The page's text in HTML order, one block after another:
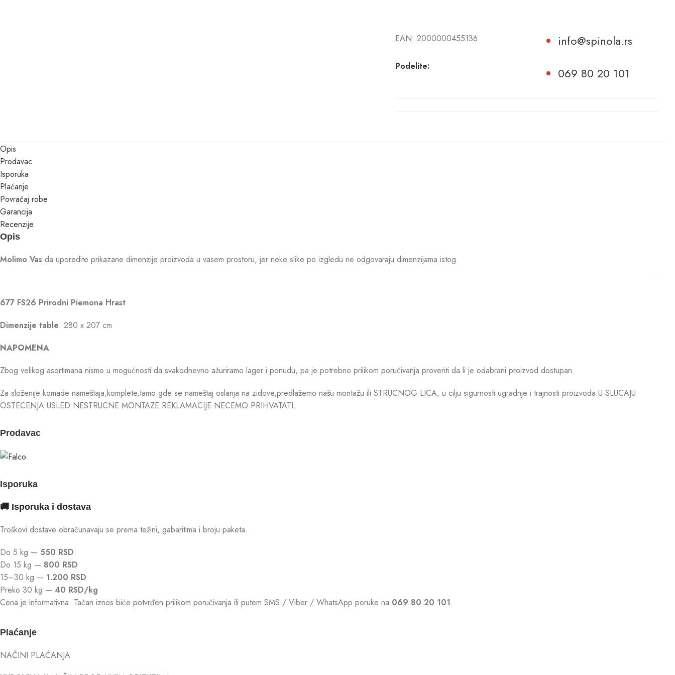
EAN: 2000000455136
Podelite:
info@spinola.rs
069 80 20 101
Opis
Prodavac
Isporuka
Plaćanje
Povraćaj robe
Garancija
Recenzije
Opis
Molimo Vas da uporedite prikazane dimenzije proizvoda u vasem prostoru, jer neke slike po izgledu ne odgovaraju dimenzijama istog.
677 FS26 Prirodni Piemona Hrast
Dimenzije table: 280 x 207 cm
NAPOMENA
Zbog velikog asortimana nismo u mogućnosti da svakodnevno ažuriramo lager i ponudu, pa je potrebno prilikom poručivanja proveriti da li je odabrani proizvod dostupan.
Za složenije komade nameštaja,komplete,tamo gde se nameštaj oslanja na zidove,predlažemo našu montažu ili STRUCNOG LICA, u cilju sigurnosti ugradnje i trajnosti proizvoda.U SLUCAJU
OSTECENJA USLED NESTRUCNE MONTAZE REKLAMACIJE NECEMO PRIHVATATI.
Prodavac
Isporuka
🚚 Isporuka i dostava
Troškovi dostave obračunavaju se prema težini, gabaritima i broju paketa.
Do 5 kg — 550 RSD
Do 15 kg — 800 RSD
15–30 kg — 1.200 RSD
Preko 30 kg — 40 RSD/kg
Cena je informativna. Tačan iznos biće potvrđen prilikom poručivanja ili putem SMS / Viber / WhatsApp poruke na 069 80 20 101.
Plaćanje
NAČINI PLAĆANJA